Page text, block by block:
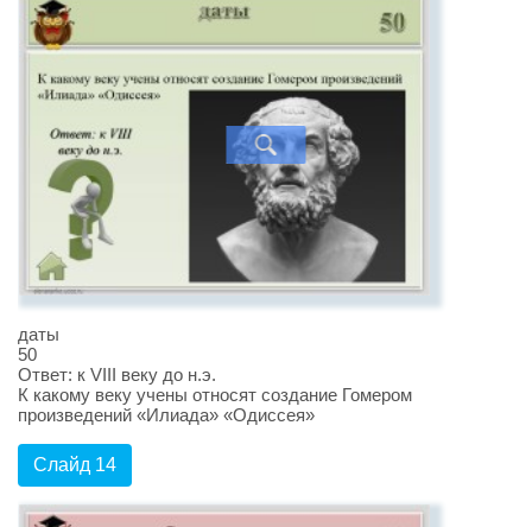
даты
50
Ответ: к VIII веку до н.э.
К какому веку учены относят создание Гомером
произведений «Илиада» «Одиссея»
Слайд 14